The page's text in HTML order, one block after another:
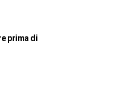
prima di